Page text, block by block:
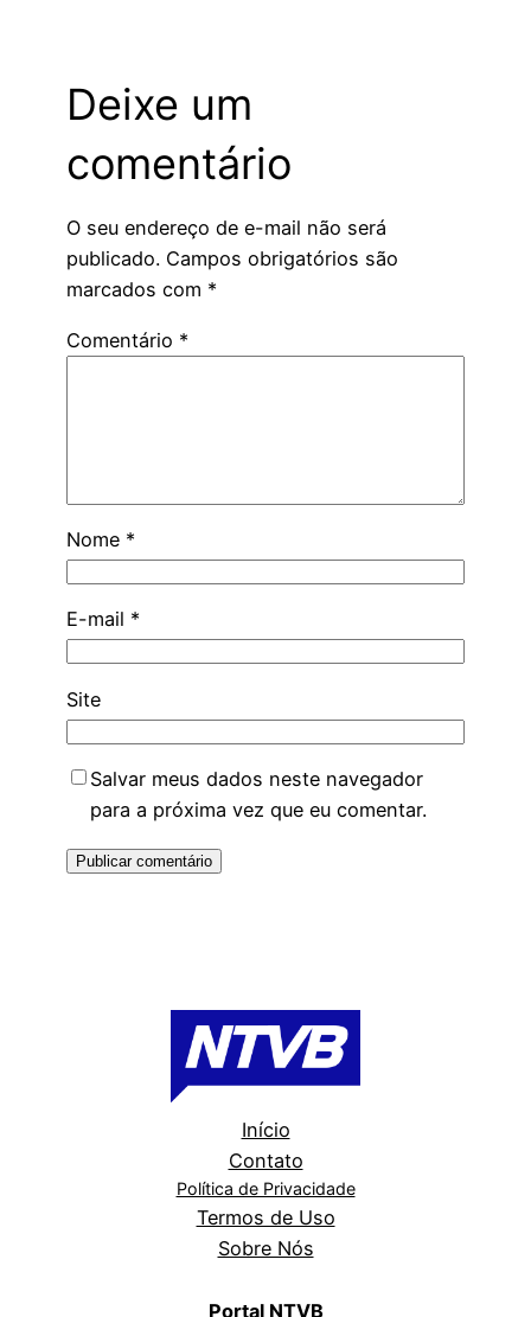
Deixe um
comentário
O seu endereço de e-mail não será
publicado. Campos obrigatórios são
marcados com *
Comentário *
Nome *
E-mail *
Site
Salvar meus dados neste navegador
para a próxima vez que eu comentar.
Início
Contato
Política de Privacidade
Termos de Uso
Sobre Nós
Portal NTVB